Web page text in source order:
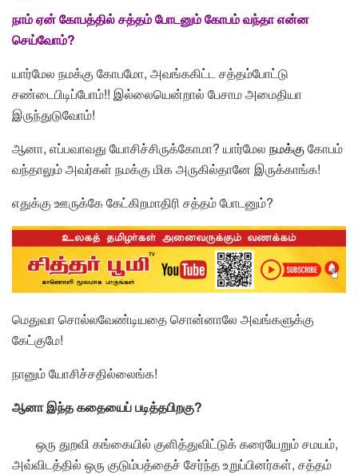
நாம் ஏன் கோபத்தில் சத்தம் போடனும் கோபம் வந்தா என்ன
செய்வோம்?
யார்மேல நமக்கு கோபமோ, அவங்ககிட்ட சத்தம்போட்டு
சண்டைபிடிப்போம்!! இல்லையென்றால் பேசாம அமைதியா
இருந்துடுவோம்!
ஆனா, எப்பவாவது யோசிச்சிருக்கோமா? யார்மேல நமக்குகோபம்
வந்தாலும் அவர்கள் நமக்கு மிக அருகில்தானே இருக்காங்க!
எதுக்கு ஊருக்கே கேட்கிறமாதிரி சத்தம் போடனும்?
மெதுவா சொல்லவேண்டியதை சொன்னாலே அவங்களுக்கு
கேட்குமே!
நானும் யோசிச்சதில்லைங்க!
ஆனா இந்த கதையைப் படித்தபிறகு?
ஒரு துறவி கங்கையில் குளித்துவிட்டுக் கரையேறும் சமயம்,
அவ்விடத்தில் ஒரு குடும்பத்தைச் சேர்ந்த உறுப்பினர்கள், சத்தம்